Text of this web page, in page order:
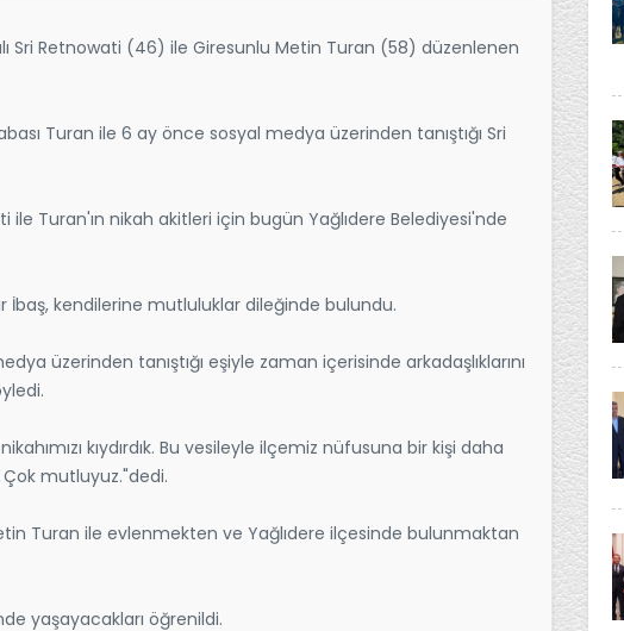
Sri Retnowati (46) ile Giresunlu Metin Turan (58) düzenlenen
Turan ile 6 ay önce sosyal medya üzerinden tanıştığı Sri
Turan'ın nikah akitleri için bugün Yağlıdere Belediyesi'nde
İbaş, kendilerine mutluluklar dileğinde bulundu.
üzerinden tanıştığı eşiyle zaman içerisinde arkadaşlıklarını
kıydırdık. Bu vesileyle ilçemiz nüfusuna bir kişi daha
Çok mutluyuz."dedi.
Turan ile evlenmekten ve Yağlıdere ilçesinde bulunmaktan
yaşayacakları öğrenildi.